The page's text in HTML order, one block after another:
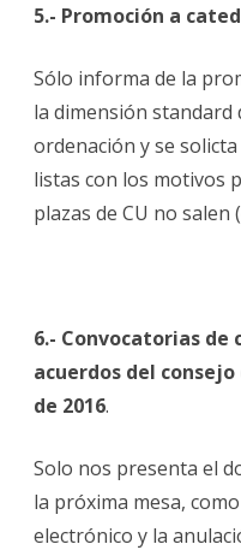
5.- Promoción a
Sólo informa de la
la dimensión standard
ordenación y se
listas con los motivos
plazas de CU no
6.- Convocatorias de
acuerdos del
de 2016.
Solo nos presenta el
la próxima mesa,
electrónico y la